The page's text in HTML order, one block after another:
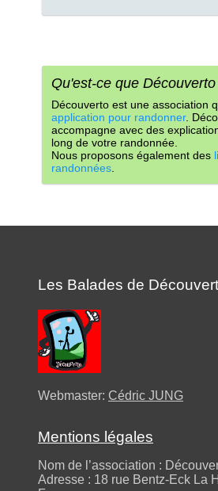
Qu'est-ce que
Découverto est une association
application pour randonner.
accompagne avec des
long de votre randonnée.
Nous proposons également des
randonnées
Les Balades de
Webmaster: Cédric JUNG
Mentions légales
Nom de l’association :
Adresse : 18 rue Bentz-Eck La